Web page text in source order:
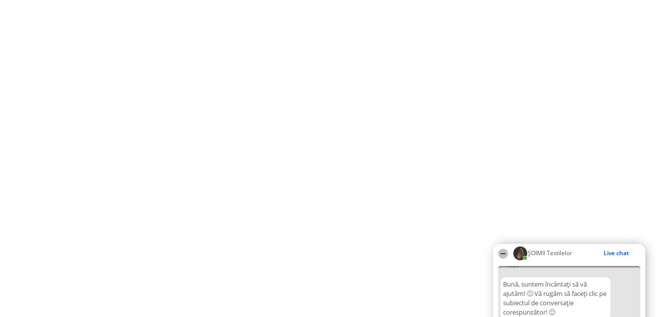
ȘOIMII Textilelor Live chat
16:26
Bună, suntem încântați să vă
ajutăm! 🙂 Vă rugăm să faceți clic pe
subiectul de conversație
corespunzător! 🙂